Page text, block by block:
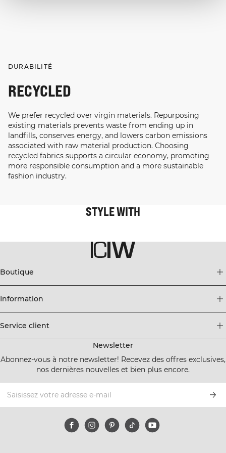
DURABILITÉ
RECYCLED
We prefer recycled over virgin materials. Repurposing
existing materials prevents waste from ending up in
landfills, conserves energy, and lowers carbon emissions
associated with raw material production. Choosing
recycled fabrics supports a circular economy, promoting
more responsible consumption and a more sustainable
fashion industry.
STYLE WITH
Boutique
Information
Service client
Newsletter
Abonnez-vous à notre newsletter! Recevez des offres exclusives,
nos dernières nouvelles et bien plus encore.